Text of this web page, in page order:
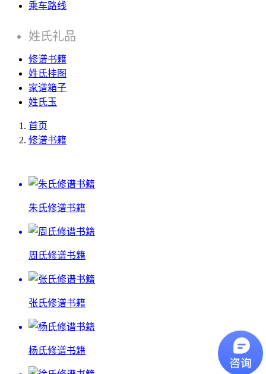
乘车路线
姓氏礼品
修谱书籍
姓氏挂图
家谱箱子
姓氏玉
首页
修谱书籍
朱氏修谱书籍
周氏修谱书籍
张氏修谱书籍
杨氏修谱书籍